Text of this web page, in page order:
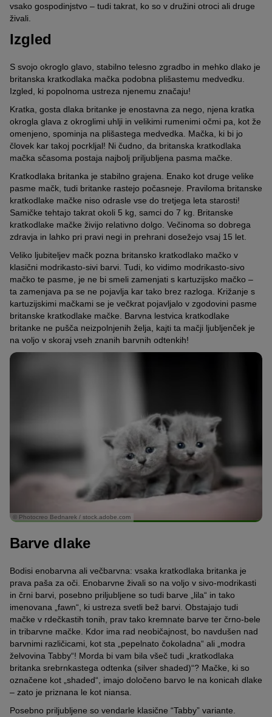
vsako gospodinjstvo – tudi takrat, ko so v družini otroci ali druge
živali.
Izgled
S svojo okroglo glavo, stabilno telesno zgradbo in mehko dlako je
britanska kratkodlaka mačka podobna plišastemu medvedku.
Izgled, ki popolnoma ustreza njenemu značaju!
Kratka, gosta dlaka britanke je enostavna za nego, njena kratka
okrogla glava z okroglimi uhlji in velikimi rumenimi očmi pa, kot že
omenjeno, spominja na plišastega medvedka. Mačka, ki bi jo
človek kar takoj pocrkljal! Ni čudno, da britanska kratkodlaka
mačka sčasoma postaja najbolj priljubljena pasma mačke.
Kratkodlaka britanka je stabilno grajena. Enako kot druge velike
pasme mačk, tudi britanke rastejo počasneje. Praviloma britanske
kratkodlake mačke niso odrasle vse do tretjega leta starosti!
Samičke tehtajo takrat okoli 5 kg, samci do 7 kg. Britanske
kratkodlake mačke živijo relativno dolgo. Večinoma so dobrega
zdravja in lahko pri pravi negi in prehrani dosežejo vsaj 15 let.
Veliko ljubiteljev mačk pozna britansko kratkodlako mačko v
klasični modrikasto-sivi barvi. Tudi, ko vidimo modrikasto-sivo
mačko te pasme, je ne bi smeli zamenjati s kartuzijsko mačko –
ta zamenjava pa se ne pojavlja kar tako brez razloga. Križanje s
kartuzijskimi mačkami se je večkrat pojavljalo v zgodovini pasme
britanske kratkodlake mačke. Barvna lestvica kratkodlake
britanke ne pušča neizpolnjenih želja, kajti ta mačji ljubljenček je
na voljo v skoraj vseh znanih barvnih odtenkih!
© Photocreo Bednarek / stock.adobe.com
Barve dlake
Bodisi enobarvna ali večbarvna: vsaka kratkodlaka britanka je
prava paša za oči. Enobarvne živali so na voljo v sivo-modrikasti
in črni barvi, posebno priljubljene so tudi barve „lila“ in tako
imenovana „fawn“, ki ustreza svetli bež barvi. Obstajajo tudi
mačke v rdečkastih tonih, prav tako kremnate barve ter črno-bele
in tribarvne mačke. Kdor ima rad neobičajnost, bo navdušen nad
barvnimi različicami, kot sta „pepelnato čokoladna“ ali „modra
želvovina Tabby“! Morda bi vam bila všeč tudi „kratkodlaka
britanka srebrnkastega odtenka (silver shaded)“? Mačke, ki so
označene kot „shaded“, imajo določeno barvo le na konicah dlake
– zato je priznana le kot niansa.
Posebno priljubljene so vendarle klasične “Tabby” variante.